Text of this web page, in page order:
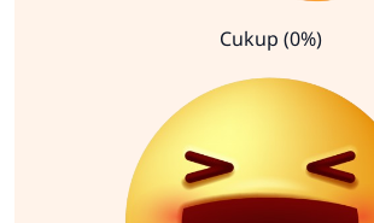
Cukup (0%)